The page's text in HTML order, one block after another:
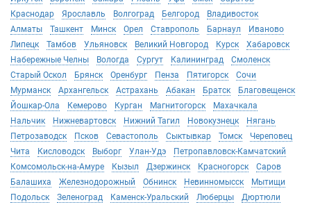
Краснодар
Ярославль Волгоград Белгород
Владивосток
Алматы
Ташкент Минск Орел Ставрополь Барнаул
Иваново
Липецк
Тамбов Ульяновск Великий Новгород Курск
Хабаровск
Набережные Челны
Вологда Сургут Калининград
Смоленск
Старый Оскол
Брянск Оренбург Пенза Пятигорск
Сочи
Мурманск
Архангельск Астрахань Абакан Братск
Благовещенск
Йошкар-Ола
Кемерово Курган Магнитогорск
Махачкала
Нальчик
Нижневартовск Нижний Тагил Новокузнецк
Нягань
Петрозаводск
Псков Севастополь Сыктывкар Томск
Череповец
Чита
Кисловодск Выборг Улан-Удэ
Петропавловск-Камчатский
Комсомольск-на-Амуре
Кызыл Дзержинск Красногорск
Саров
Балашиха
Железнодорожный Обнинск Невинномысск
Мытищи
Подольск
Зеленоград Каменск-Уральский Люберцы
Дюртюли